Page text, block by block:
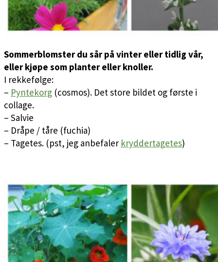
Sommerblomster du sår på vinter eller tidlig vår,
eller kjøpe som planter eller knoller.
I rekkefølge:
– Pyntekorg (cosmos). Det store bildet og første i
collage.
– Salvie
– Dråpe / tåre (fuchia)
– Tagetes. (pst, jeg anbefaler kryddertagetes)